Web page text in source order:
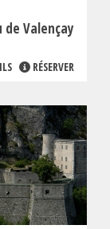
de Valençay
RÉSERVER